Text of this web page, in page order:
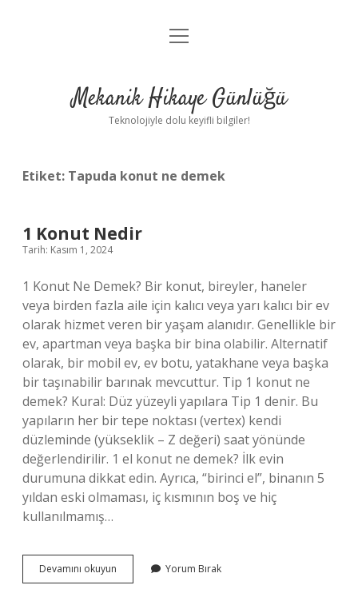
Anasayfa
Yasal Uyarı
menüyü
Mekanik Hikaye Günlüğü
Teknolojiyle dolu keyifli bilgiler!
Etiket: Tapuda konut ne demek
1 Konut Nedir
Tarih: Kasım 1, 2024
1 Konut Ne Demek? Bir konut, bireyler, haneler
veya birden fazla aile için kalıcı veya yarı kalıcı bir ev
olarak hizmet veren bir yaşam alanıdır. Genellikle bir
ev, apartman veya başka bir bina olabilir. Alternatif
olarak, bir mobil ev, ev botu, yatakhane veya başka
bir taşınabilir barınak mevcuttur. Tip 1 konut ne
demek? Kural: Düz yüzeyli yapılara Tip 1 denir. Bu
yapıların her bir tepe noktası (vertex) kendi
düzleminde (yükseklik – Z değeri) saat yönünde
değerlendirilir. 1 el konut ne demek? İlk evin
durumuna dikkat edin. Ayrıca, “birinci el”, binanın 5
yıldan eski olmaması, iç kısmının boş ve hiç
kullanılmamış…
Devamını okuyun
Konut
Yorum Bırak